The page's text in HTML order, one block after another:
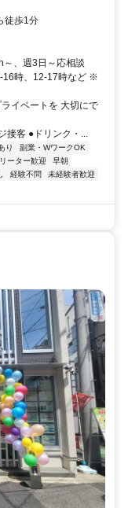
徒歩1分
、週3日～応相談
16時、12-17時など ※
ベートを 大切にで
客 ●ドリンク・...
り
副業・WワークOK
ーター歓迎
早朝
経験不問
未経験者歓迎